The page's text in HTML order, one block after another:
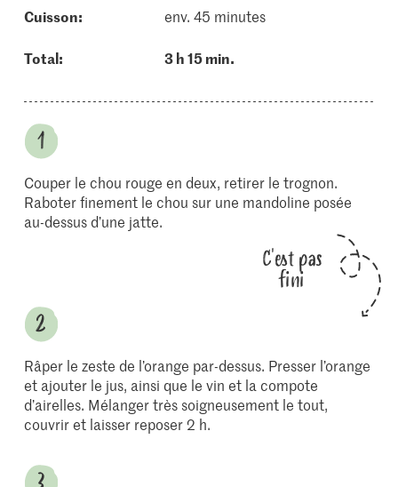
cuisson:
env. 45 minutes
Total: 3 h 15 min.
Couper le chou rouge en deux, retirer le trognon.
Raboter finement le chou sur une mandoline posée
au-dessus d’une jatte.
C'est pas
fini
Râper le zeste de l’orange par-dessus. Presser l’orange
et ajouter le jus, ainsi que le vin et la compote
d’airelles. Mélanger très soigneusement le tout,
couvrir et laisser reposer 2 h.